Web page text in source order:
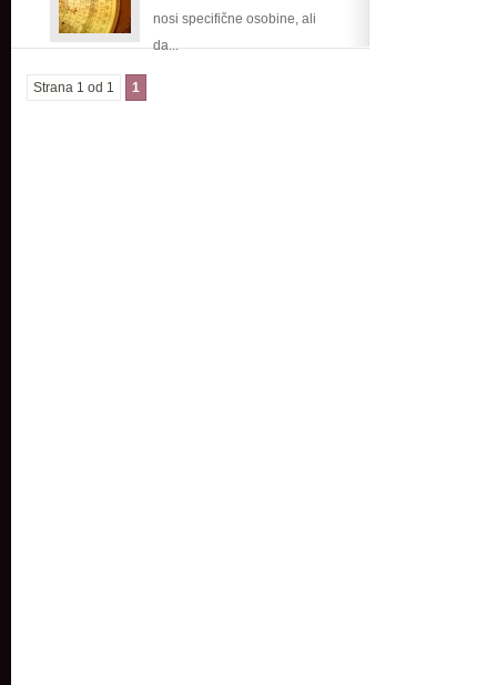
nosi specifične osobine, ali
da...
Strana 1 od 1 1